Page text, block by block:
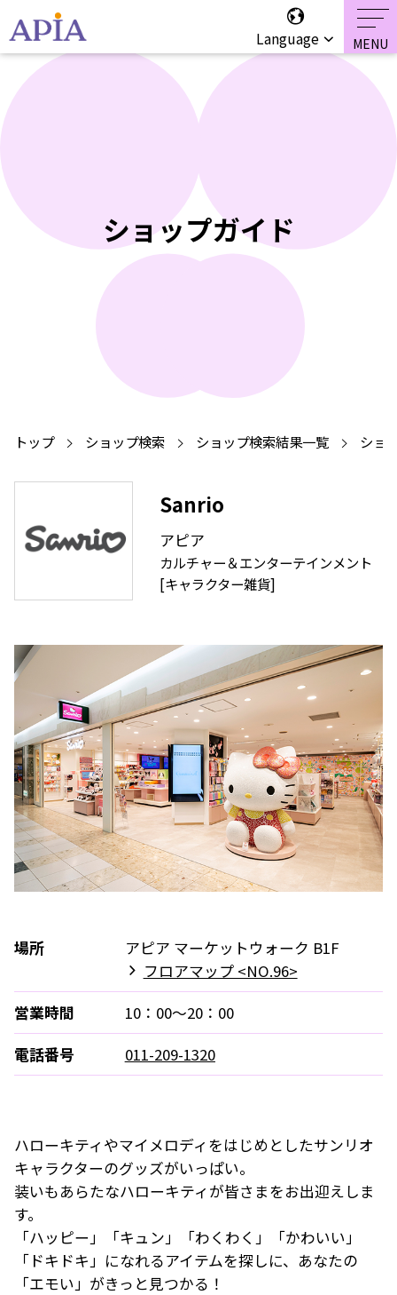
Language
ショップガイド
トップ ショップ検索 ショップ検索結果一覧 ショ
Sanrio
アピア
カルチャー＆エンターテインメント
[キャラクター雑貨]
場所
アピア マーケットウォーク B1F
フロアマップ <NO.96>
営業時間
10：00～20：00
電話番号
011-209-1320
ハローキティやマイメロディをはじめとしたサンリオ
キャラクターのグッズがいっぱい。
装いもあらたなハローキティが皆さまをお出迎えしま
す。
「ハッピー」「キュン」「わくわく」「かわいい」
「ドキドキ」になれるアイテムを探しに、あなたの
「エモい」がきっと見つかる！